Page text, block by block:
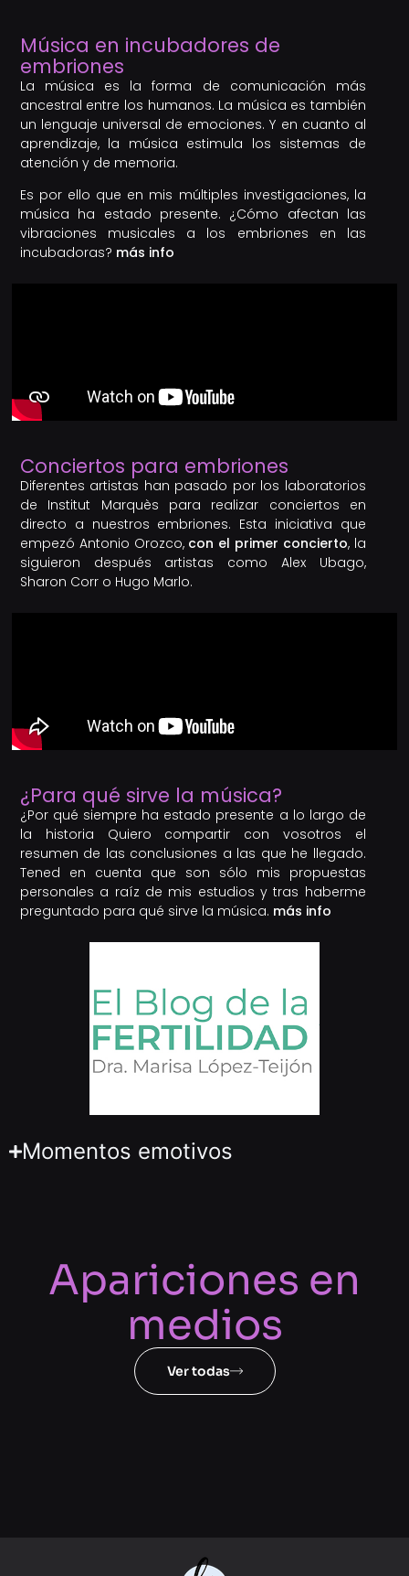
Música en incubadores de
embriones
La música es la forma de comunicación más
ancestral entre los humanos. La música es también
un lenguaje universal de emociones. Y en cuanto al
aprendizaje, la música estimula los sistemas de
atención y de memoria.
Es por ello que en mis múltiples investigaciones, la
música ha estado presente. ¿Cómo afectan las
vibraciones musicales a los embriones en las
incubadoras? más info
Conciertos para embriones
Diferentes artistas han pasado por los laboratorios
de Institut Marquès para realizar conciertos en
directo a nuestros embriones. Esta iniciativa que
empezó Antonio Orozco, con el primer concierto, la
siguieron después artistas como Alex Ubago,
Sharon Corr o Hugo Marlo.
¿Para qué sirve la música?
¿Por qué siempre ha estado presente a lo largo de
la historia Quiero compartir con vosotros el
resumen de las conclusiones a las que he llegado.
Tened en cuenta que son sólo mis propuestas
personales a raíz de mis estudios y tras haberme
preguntado para qué sirve la música. más info
Momentos emotivos
Apariciones en
medios
Ver todas